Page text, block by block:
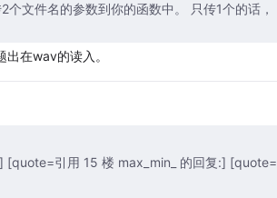
文件名的参数到你的函数中。 只传1个的话，
在wav的读入。
引用 15 楼 max_min_ 的回复:]